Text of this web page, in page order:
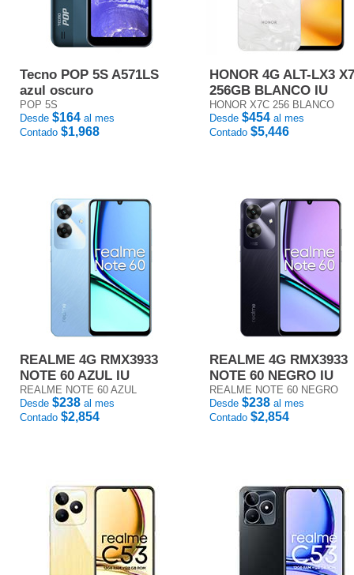
Tecno POP 5S A571LS
azul oscuro
POP 5S
Desde $164 al mes
Contado $1,968
HONOR 4G ALT-LX3
256GB BLANCO IU
HONOR X7C 256 BLANCO
Desde $454 al mes
Contado $5,446
REALME 4G RMX3933
NOTE 60 AZUL IU
REALME NOTE 60 AZUL
Desde $238 al mes
Contado $2,854
REALME 4G RMX3933
NOTE 60 NEGRO IU
REALME NOTE 60 NEGRO
Desde $238 al mes
Contado $2,854